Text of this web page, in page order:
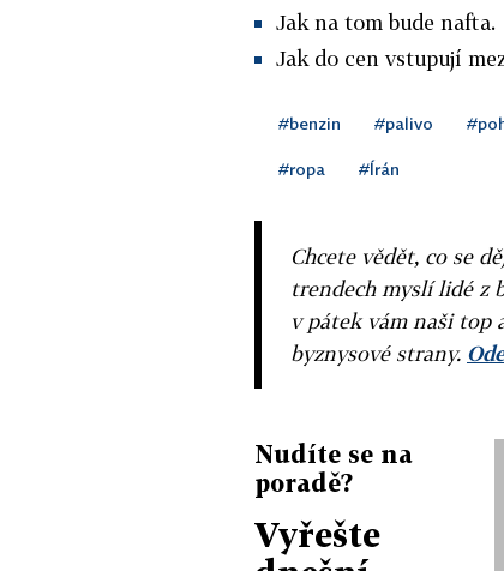
Jak na tom bude nafta.
Jak do cen vstupují
#benzin #palivo
#ropa #Írán
Chcete vědět, co se
trendech myslí lidé z
v pátek vám naši top
byznysové strany.
Nudíte se na
poradě?
Vyřešte